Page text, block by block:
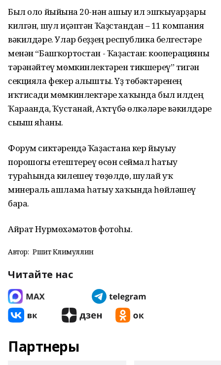
Был оло йыйынға 20-нән ашыу ил эшҡыуарҙары
килгән, шул иҫәптән Ҡаҙғстандан – 11 компания
вәкилдәре. Улар беҙҙең республика белгестәре
менән “Башҡортостан - Ҡаҙағстан: кооперацияны
тәрәнәйтеү мөмкинлектәрен тикшереү” тигән
секцияла фекер алышты. Үҙ төбәктәренең
иҡтисади мөмкинлектәре хаҡында был илдең
Ҡарағанда, Ҡустанай, Аҡтүбә өлкәләре вәкилдәре
сығыш яһаны.
Форум сиктәрендә Ҡаҙағстанға кер йыуыу
порошогы етештереү өсөн сеймал һатыу
тураһында килешеү төҙөлдө, шулай уҡ
минераль ашлама һатыу хаҡында һөйләшеү
бара.
Айрат Нурмөхәмәтов фотоһы.
Автор: Рәшит Кәлимуллин
Читайте нас
Партнеры